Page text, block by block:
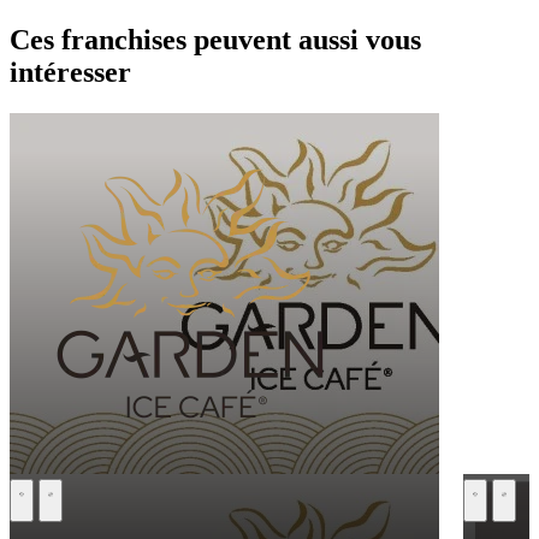
Ces franchises peuvent aussi vous
intéresser